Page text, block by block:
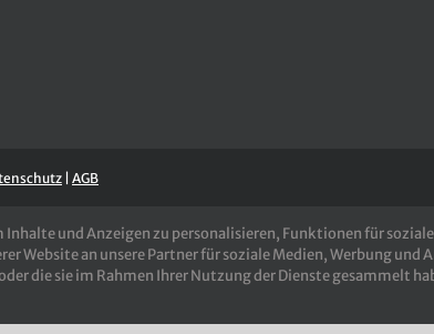
AGB
und Anzeigen zu personalisieren, Funktionen für
Website an unsere Partner für soziale Medien, Werbung
die sie im Rahmen Ihrer Nutzung der Dienste gesammelt